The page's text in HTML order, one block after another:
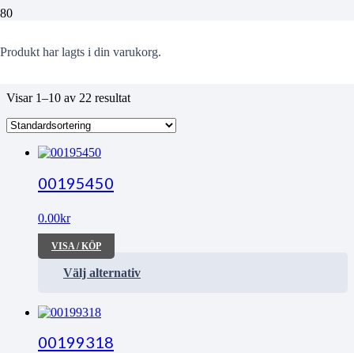
Produkt har lagts i din varukorg.
Carl
Visar 1–10 av 22 resultat
00195450
0.00kr
VISA / KÖP
Välj alternativ
00199318